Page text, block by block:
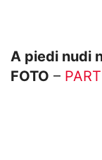
A piedi nudi
FOTO –